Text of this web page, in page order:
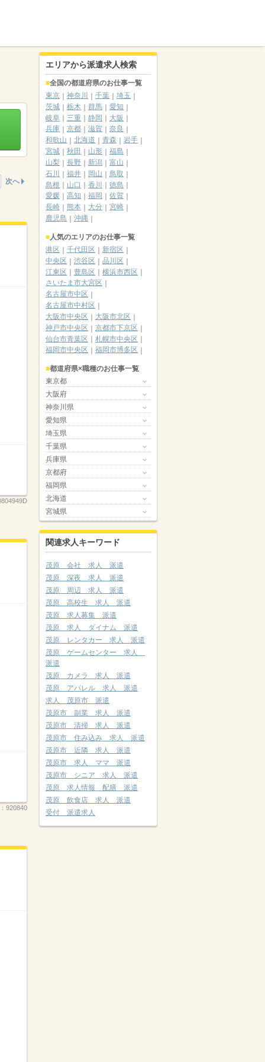
次へ
920840
エリアから派遣求人検索
全国の都道府県のお仕事一覧
東京
神奈川 千葉
埼玉
茨城
栃木 群馬
愛知
岐阜
三重 静岡
大阪
兵庫
京都 滋賀
奈良
和歌山
北海道 青森
岩手
宮城
秋田 山形
福島
山梨
長野 新潟
富山
石川
福井 岡山
鳥取
島根
山口 香川
徳島
愛媛
高知 福岡
佐賀
長崎
熊本 大分
宮崎
鹿児島
沖縄
人気のエリアのお仕事一覧
港区
千代田区
新宿区
中央区
渋谷区
品川区
江東区
豊島区
横浜市西区
さいたま市大宮区
名古屋市中区
名古屋市中村区
大阪市中央区
大阪市北区
神戸市中央区
京都市下京区
仙台市青葉区
札幌市中央区
福岡市中央区
福岡市博多区
都道府県×職種のお仕事一覧
東京都
大阪府
神奈川県
愛知県
埼玉県
千葉県
兵庫県
京都府
福岡県
北海道
宮城県
関連求人キーワード
茂原 会社 求人 派遣
茂原 深夜 求人 派遣
茂原 周辺 求人 派遣
茂原 高校生 求人 派遣
茂原 求人募集 派遣
茂原 求人 ダイナム 派遣
茂原 レンタカー 求人 派遣
茂原 ゲームセンター 求人
派遣
茂原 カメラ 求人 派遣
茂原 アパレル 求人 派遣
求人 茂原市 派遣
茂原市 副業 求人 派遣
茂原市 清掃 求人 派遣
茂原市 住み込み 求人 派遣
茂原市 近隣 求人 派遣
茂原市 求人 ママ 派遣
茂原市 シニア 求人 派遣
茂原 求人情報 配膳 派遣
茂原 飲食店 求人 派遣
受付 派遣求人